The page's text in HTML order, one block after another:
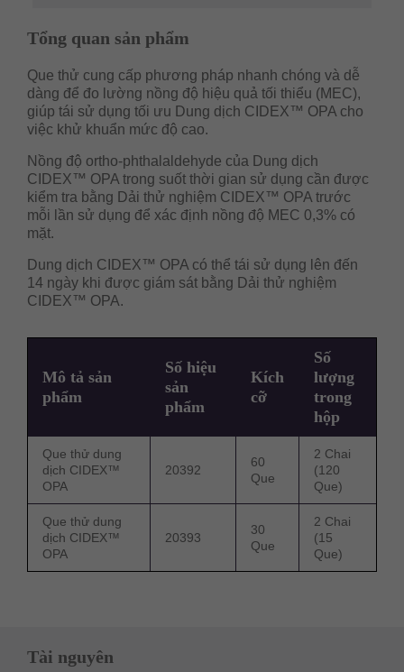
Tổng quan sản phẩm
Que thử cung cấp phương pháp nhanh chóng và dễ
dàng để đo lường nồng độ hiệu quả tối thiểu (MEC),
giúp tái sử dụng tối ưu Dung dịch CIDEX™ OPA cho
việc khử khuẩn mức độ cao.
Nồng độ ortho-phthalaldehyde của Dung dịch
CIDEX™ OPA trong suốt thời gian sử dụng cần được
kiểm tra bằng Dải thử nghiệm CIDEX™ OPA trước
mỗi lần sử dụng để xác định nồng độ MEC 0,3% có
mặt.
Dung dịch CIDEX™ OPA có thể tái sử dụng lên đến
14 ngày khi được giám sát bằng Dải thử nghiệm
CIDEX™ OPA.
Mô tả sản
phẩm
Số hiệu
sản
phẩm
Kích
cỡ
Số
lượng
trong
hộp
Que thử dung
dịch CIDEX™
OPA
20392
60
Que
2 Chai
(120
Que)
Que thử dung
dịch CIDEX™
OPA
20393
30
Que
2 Chai
(15
Que)
Tài nguyên